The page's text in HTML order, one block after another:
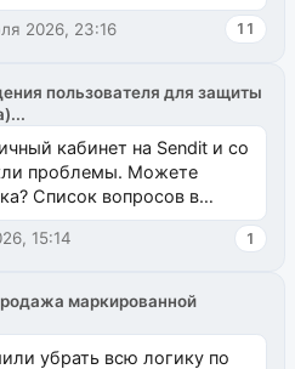
2026, 23:16 11
пользователя для защиты
кабинет на Sendit и со
проблемы. Можете
Список вопросов в
modx.pro пока пуст, и,...
15:14 1
маркированной
убрать всю логику по